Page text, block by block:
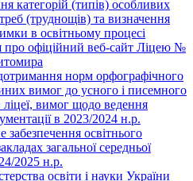
категорій (типів) особливих
(труднощів) та визначення
в освітньому процесі
офіційний веб-сайт Ліцею №
норм орфографічного
вимог до усного і писемного
вимог щодо ведення
в 2023/2024 н.р.
забезпечення освітнього
загальної середньої
2025 н.р.
освіти і науки України